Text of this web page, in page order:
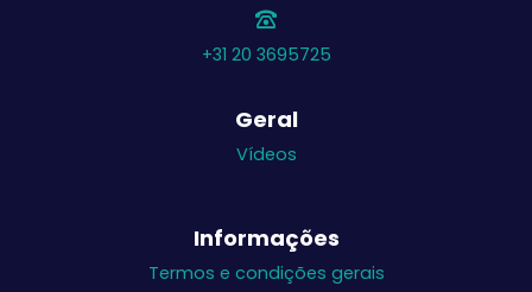
+31 20 3695725
Geral
Vídeos
Informações
Termos e condições gerais